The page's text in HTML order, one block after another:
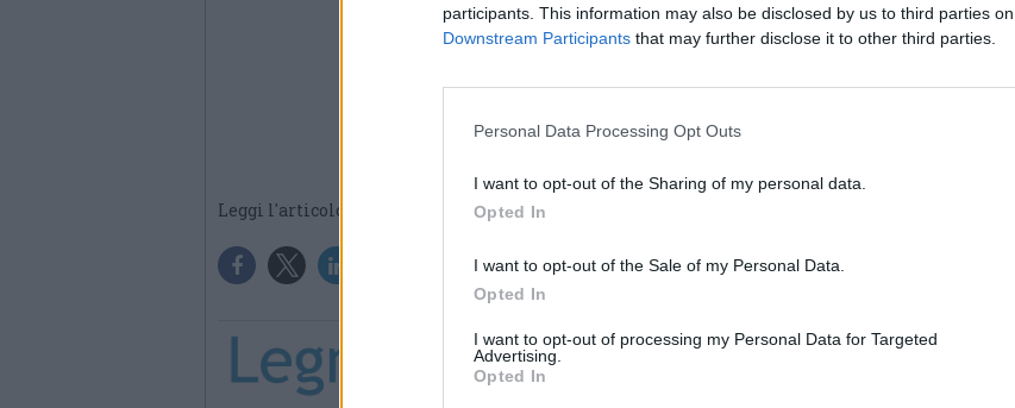
participants. This information may also be disclosed by us to third parties
Downstream Participants that may further disclose it to other third parties.
Personal Data Processing Opt Outs
I want to opt-out of the Sharing of my personal data.
Opted In
I want to opt-out of the Sale of my Personal Data.
Opted In
I want to opt-out of processing my Personal Data for Targeted
Advertising.
Opted In
3 di 59
Leggi l'articolo:
CALCIO: LILLA IMPRENDIBILI, TONFO CANAZZA